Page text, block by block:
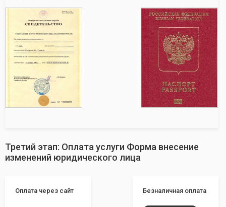
Третий этап: Оплата услуги Форма внесение
изменений юридического лица
Оплата через сайт Безналичная оплата